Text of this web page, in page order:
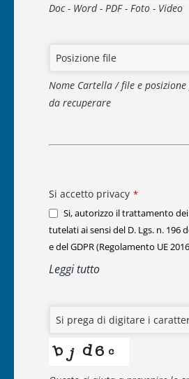
Doc - Word - PDF - Foto - Video
Posizione file
Nome Cartella / file e
da recuperare
Si accetto privacy *
Si, autorizzo il trattamento
tutelati ai sensi del D. Lgs. n. 196
e del GDPR (Regolamento UE
Leggi tutto
Si prega di digitare i